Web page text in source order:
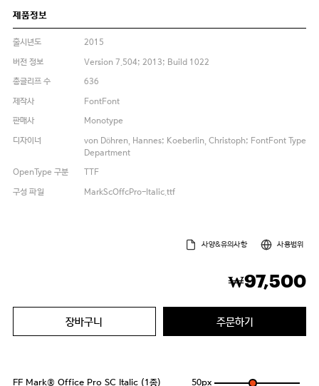
제품정보
출시년도
2015
버전 정보
Version 7.504; 2013; Build 1022
총글리프 수
636
제작사
FontFont
판매사
Monotype
디자이너
von Döhren, Hannes; Koeberlin, Christoph; FontFont Type
Department
OpenType 구분
TTF
구성 파일
MarkScOffcPro-Italic.ttf
사양&유의사항 사용범위
₩97,500
장바구니 주문하기
FF Mark® Office Pro SC Italic (1종) 50px